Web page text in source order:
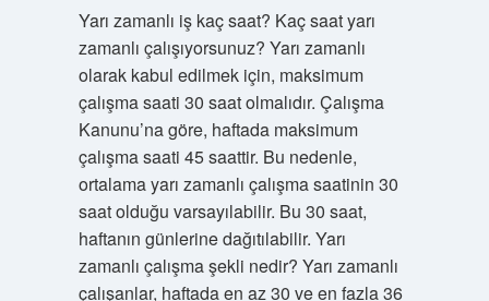
Yarı zamanlı iş kaç saat? Kaç saat yarı
zamanlı çalışıyorsunuz? Yarı zamanlı
olarak kabul edilmek için, maksimum
çalışma saati 30 saat olmalıdır. Çalışma
Kanunu’na göre, haftada maksimum
çalışma saati 45 saattir. Bu nedenle,
ortalama yarı zamanlı çalışma saatinin 30
saat olduğu varsayılabilir. Bu 30 saat,
haftanın günlerine dağıtılabilir. Yarı
zamanlı çalışma şekli nedir? Yarı zamanlı
çalışanlar, haftada en az 30 ve en fazla 36